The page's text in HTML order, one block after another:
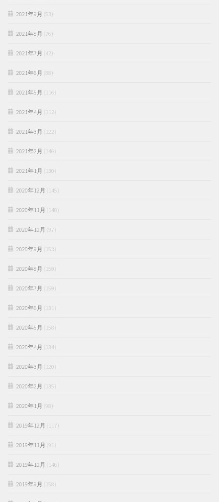
2021年9月 (53)
2021年8月 (76)
2021年7月 (42)
2021年6月 (88)
2021年5月 (116)
2021年4月 (112)
2021年3月 (122)
2021年2月 (146)
2021年1月 (130)
2020年12月 (145)
2020年11月 (148)
2020年10月 (97)
2020年9月 (153)
2020年8月 (159)
2020年7月 (159)
2020年6月 (131)
2020年5月 (158)
2020年4月 (134)
2020年3月 (120)
2020年2月 (135)
2020年1月 (98)
2019年12月 (117)
2019年11月 (91)
2019年10月 (146)
2019年9月 (158)